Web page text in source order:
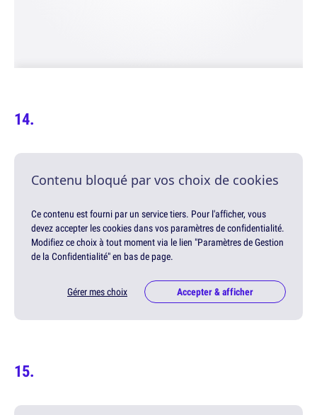
Contenu bloqué par vos choix de cookies
Ce contenu est fourni par un service tiers. Pour l'afficher, vous
devez accepter les cookies dans vos paramètres de confidentialité.
Modifiez ce choix à tout moment via le lien "Paramètres de Gestion
de la Confidentialité" en bas de page.
Gérer mes choix Accepter & afficher